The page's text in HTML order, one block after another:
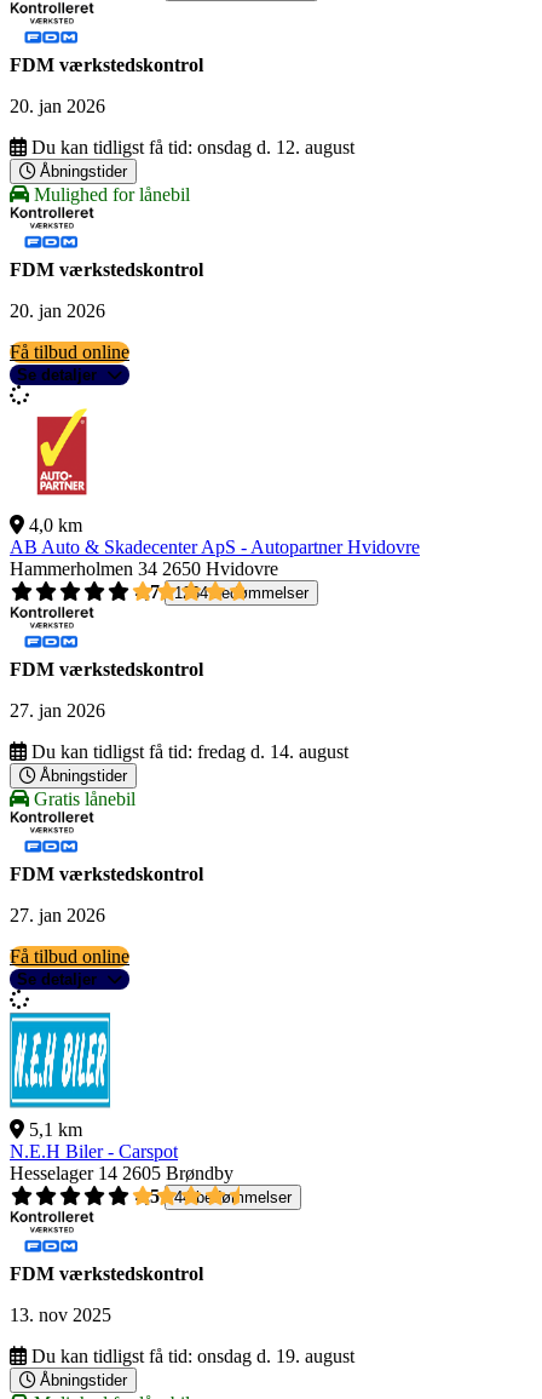
FDM værkstedskontrol
20. jan 2026
Du kan tidligst få tid: onsdag d. 12. august
Åbningstider
Mulighed for lånebil
FDM værkstedskontrol
20. jan 2026
Få tilbud online
Se detaljer
4,0 km
AB Auto & Skadecenter ApS - Autopartner Hvidovre
Hammerholmen 34 2650 Hvidovre
4,7
1264 bedømmelser
FDM værkstedskontrol
27. jan 2026
Du kan tidligst få tid: fredag d. 14. august
Åbningstider
Gratis lånebil
FDM værkstedskontrol
27. jan 2026
Få tilbud online
Se detaljer
5,1 km
N.E.H Biler - Carspot
Hesselager 14 2605 Brøndby
4,5
44 bedømmelser
FDM værkstedskontrol
13. nov 2025
Du kan tidligst få tid: onsdag d. 19. august
Åbningstider